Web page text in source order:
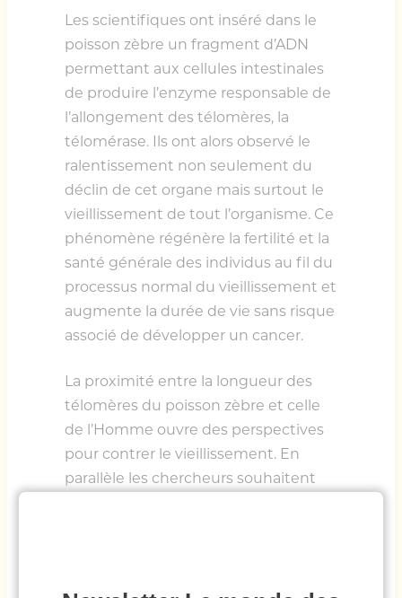
Les scientifiques ont inséré dans le
poisson zèbre un fragment d’ADN
permettant aux cellules intestinales
de produire l’enzyme responsable de
l’allongement des télomères, la
télomérase. Ils ont alors observé le
ralentissement non seulement du
déclin de cet organe mais surtout le
vieillissement de tout l’organisme. Ce
phénomène régénère la fertilité et la
santé générale des individus au fil du
processus normal du vieillissement et
augmente la durée de vie sans risque
associé de développer un cancer.
La proximité entre la longueur des
télomères du poisson zèbre et celle
de l’Homme ouvre des perspectives
pour contrer le vieillissement. En
parallèle les chercheurs souhaitent